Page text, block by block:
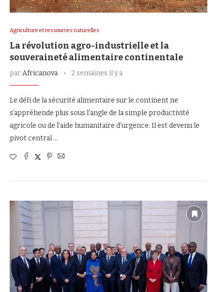
Agriculture et ressources naturelles
La révolution agro-industrielle et la
souveraineté alimentaire continentale
parAfricanova 2 semaines il y a
Le défi de la sécurité alimentaire sur le continent ne
s’appréhende plus sous l’angle de la simple productivité
agricole ou de l’aide humanitaire d’urgence. Il est devenu le
pivot central …